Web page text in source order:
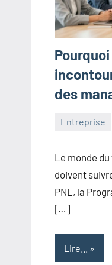
des
Entreprise
maxance
Le monde
doivent
PNL, la
[…]
Lire...